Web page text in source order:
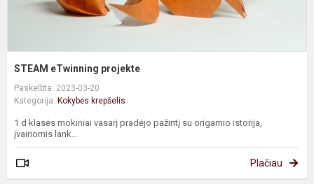
STEAM eTwinning projekte
Paskelbta: 2023-03-20
Kategorija: Kokybės krepšelis
1 d klasės mokiniai vasarį pradėjo pažintį su origamio istorija,
įvairiomis lank...
Plačiau